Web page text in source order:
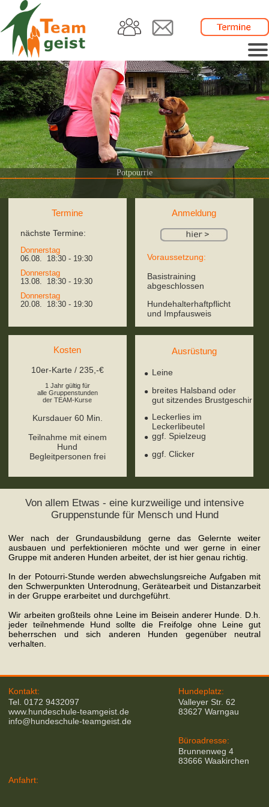
Potpourrie
Termine
nächste Termine:
Donnerstag
06.08. 18:30 - 19:30
Donnerstag
13.08. 18:30 - 19:30
Donnerstag
20.08. 18:30 - 19:30
Anmeldung
Voraussetzung:
Basistraining
abgeschlossen
Hundehalterhaftpflicht
und Impfausweis
Kosten
10er-Karte / 235,-€
1 Jahr gültig für
alle Gruppenstunden
der TEAM-Kurse
Kursdauer 60 Min.
Teilnahme mit einem
Hund
Begleitpersonen frei
Ausrüstung
Leine
breites Halsband oder
gut sitzendes Brustgeschir
Leckerlies im
Leckerlibeutel
ggf. Spielzeug
ggf. Clicker
Von allem Etwas - eine kurzweilige und intensive
Gruppenstunde für Mensch und Hund
Wer nach der Grundausbildung gerne das Gelernte weiter
ausbauen und perfektionieren möchte und wer gerne in einer
Gruppe mit anderen Hunden arbeitet, der ist hier genau richtig.
In der Potourri-Stunde werden abwechslungsreiche Aufgaben mit
den Schwerpunkten Unterodnung, Gerätearbeit und Distanzarbeit
in der Gruppe erarbeitet und durchgeführt.
Wir arbeiten großteils ohne Leine im Beisein anderer Hunde. D.h.
jeder teilnehmende Hund sollte die Freifolge ohne Leine gut
beherrschen und sich anderen Hunden gegenüber neutral
verhalten.
Kontakt:
Tel. 0172 9432097
www.hundeschule-teamgeist.de
info@hundeschule-teamgeist.de
Hundeplatz:
Valleyer Str. 62
83627 Warngau
Büroadresse:
Brunnenweg 4
83666 Waakirchen
Anfahrt: